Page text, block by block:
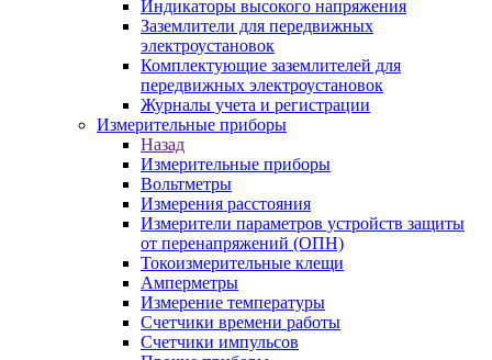
Индикаторы высокого напряжения
Заземлители для передвижных
электроустановок
Комплектующие заземлителей для
передвижных электроустановок
Журналы учета и регистрации
Измерительные приборы
Назад
Измерительные приборы
Вольтметры
Измерения расстояния
Измерители параметров устройств защиты
от перенапряжений (ОПН)
Токоизмерительные клещи
Амперметры
Измерение температуры
Счетчики времени работы
Счетчики импульсов